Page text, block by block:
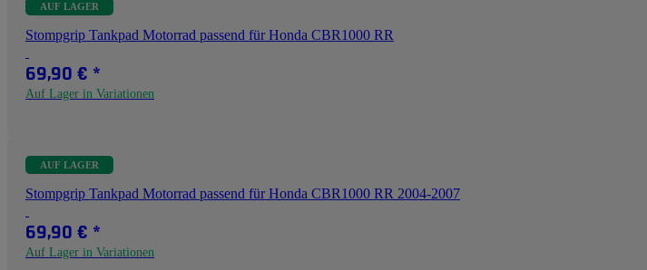
AUF LAGER
Stompgrip Tankpad Motorrad passend für Honda CBR1000 RR
69,90 € *
Auf Lager in Variationen
AUF LAGER
Stompgrip Tankpad Motorrad passend für Honda CBR1000 RR 2004-2007
69,90 € *
Auf Lager in Variationen